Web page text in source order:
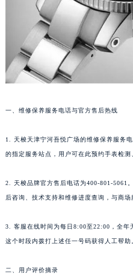
一、维修保养服务电话与官方售后热线
1. 天梭天津宁河吾悦广场的维修保养服务
的指定服务站点，用户可在此预约手表检测
2. 天梭品牌官方售后电话为400-801-5061
后咨询、技术支持和维修进度查询，与商场
3. 客服在线时间为每日8:00至22:00，全年
这个时段内拨打上述任一号码获得人工帮助
二、用户评价摘录